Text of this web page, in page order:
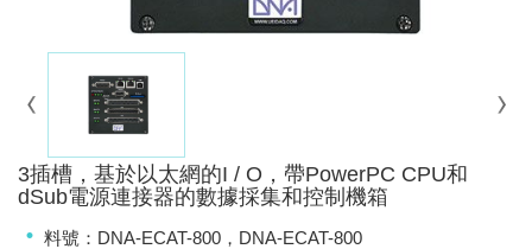
3插槽，基於以太網的I / O，帶PowerPC CPU和
dSub電源連接器的數據採集和控制機箱
料號：DNA-ECAT-800，DNA-ECAT-800